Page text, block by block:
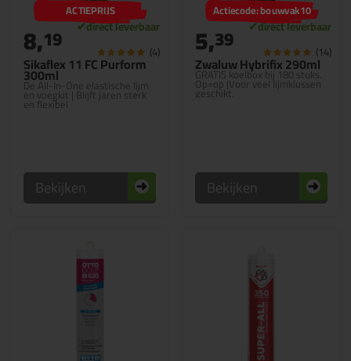
Sikaflex 11 FC Purform
300ml
De All-In-One elastische lijm
en voegkit | Blijft jaren sterk
en flexibel
ACTIEPRIJS
8,19 (4)
Bekijken
Zwaluw Hybrifix 290ml
GRATIS koelbox bij 180 stuks.
Op=op |Voor veel lijmklussen
geschikt.
Actiecode: bouwvak10
5,39 (14)
Bekijken